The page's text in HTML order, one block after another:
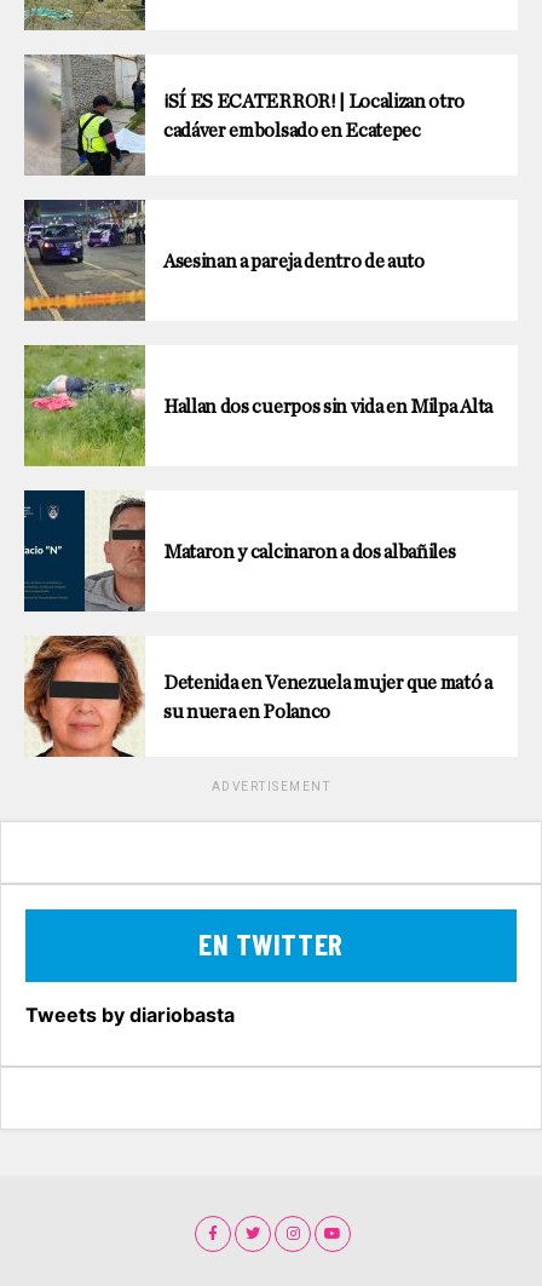
¡SÍ ES ECATERROR! | Localizan otro
cadáver embolsado en Ecatepec
Asesinan a pareja dentro de auto
Hallan dos cuerpos sin vida en Milpa Alta
Mataron y calcinaron a dos albañiles
Detenida en Venezuela mujer que mató a
su nuera en Polanco
ADVERTISEMENT
EN TWITTER
Tweets by diariobasta